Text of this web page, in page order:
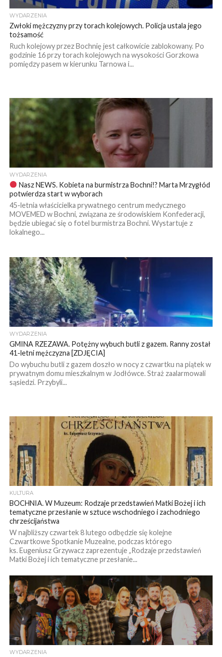
WYDARZENIA
Zwłoki mężczyzny przy torach kolejowych. Policja ustala jego
tożsamość
Ruch kolejowy przez Bochnię jest całkowicie zablokowany. Po
godzinie 16 przy torach kolejowych na wysokości Gorzkowa
pomiędzy pasem w kierunku Tarnowa i...
WYDARZENIA
Nasz NEWS. Kobieta na burmistrza Bochni!? Marta Mrzygłód
potwierdza start w wyborach
45-letnia właścicielka prywatnego centrum medycznego
MOVEMED w Bochni, związana ze środowiskiem Konfederacji,
będzie ubiegać się o fotel burmistrza Bochni. Wystartuje z
lokalnego...
WYDARZENIA
GMINA RZEZAWA. Potężny wybuch butli z gazem. Ranny został
41-letni mężczyzna [ZDJĘCIA]
Do wybuchu butli z gazem doszło w nocy z czwartku na piątek w
prywatnym domu mieszkalnym w Jodłówce. Straż zaalarmowali
sąsiedzi. Przybyli...
KULTURA
BOCHNIA. W Muzeum: Rodzaje przedstawień Matki Bożej i ich
tematyczne przesłanie w sztuce wschodniego i zachodniego
chrześcijaństwa
W najbliższy czwartek 8 lutego odbędzie się kolejne
Czwartkowe Spotkanie Muzealne, podczas którego
ks. Eugeniusz Grzywacz zaprezentuje „Rodzaje przedstawień
Matki Bożej i ich tematyczne przesłanie...
WYDARZENIA